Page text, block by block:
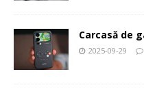
Carcasă de
2025-09-29